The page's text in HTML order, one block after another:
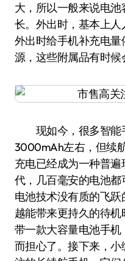
大，所以一般来说电
长。外出时，基本上
外出时给手机补充电
源，这些附属品有时候
现如今，很多智能
3000mAh左右，但续
充电已经成为一种普
代，几百毫安的电池
电池技术没有质的飞
越能带来更持久的待
带一款大容量电池手
而担心了。接下来，